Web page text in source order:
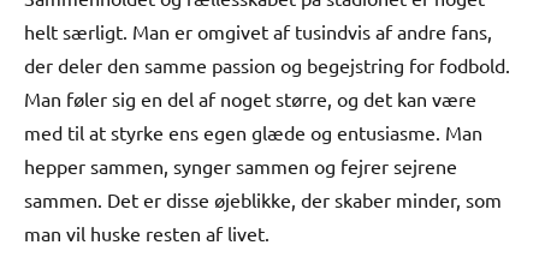
helt særligt. Man er omgivet af tusindvis af andre fans,
der deler den samme passion og begejstring for fodbold.
Man føler sig en del af noget større, og det kan være
med til at styrke ens egen glæde og entusiasme. Man
hepper sammen, synger sammen og fejrer sejrene
sammen. Det er disse øjeblikke, der skaber minder, som
man vil huske resten af livet.